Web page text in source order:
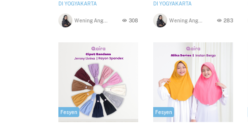
DI YOGYAKARTA
308
DI YOGYAKARTA
283
Fesyen Fesyen